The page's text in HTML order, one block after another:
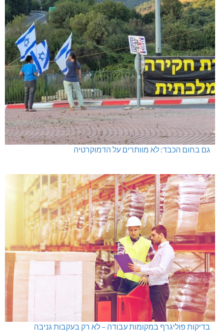
גם בחום הכבד: לא מוותרים על הדמוקרטיה
בדיקות פוליגרף במקומות עבודה – לא רק בעקבות גניבה